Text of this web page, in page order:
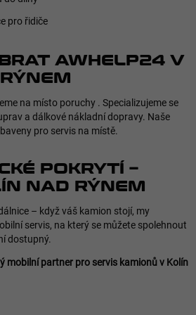
pro řidiče
AWHELP24 V
na místo poruchy . Specializujeme se
a dálkové nákladní dopravy. Naše
pro servis na místě.
POKRYTÍ –
NAD RÝNEM
– když váš kamion stojí, my
servis, na který se můžete spolehnout
dostupný.
mobilní partner pro servis kamionů v Kolín